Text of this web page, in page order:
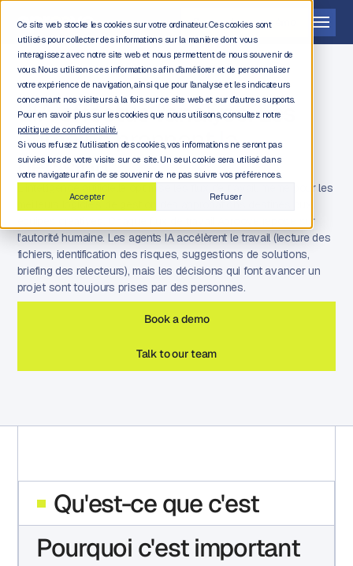
Ce site web stocke les cookies sur votre ordinateur. Ces cookies sont
utilisés pour collecter des informations sur la manière dont vous
interagissez avec notre site web et nous permettent de nous souvenir de
vous. Nous utilisons ces informations afin d'améliorer et de personnaliser
votre expérience de navigation, ainsi que pour l'analyse et les indicateurs
concernant nos visiteurs à la fois sur ce site web et sur d'autres supports.
Pour en savoir plus sur les cookies que nous utilisons, consultez notre
politique de confidentialité.
Si vous refusez l'utilisation des cookies, vos informations ne seront pas
suivies lors de votre visite sur ce site. Un seul cookie sera utilisé dans
votre navigateur afin de se souvenir de ne pas suivre vos préférences.
Accepter
Refuser
Demander une démo
L'IA effectue l'analyse. Les
humains prennent la
décision.
L’intelligence artificielle optimise les flux de travail, même pour les
meilleurs logiciels de gestion des approbations destinés aux
équipes créatives. Chaque flux de travail Aproove repose sur
l’autorité humaine. Les agents IA accélèrent le travail (lecture des
fichiers, identification des risques, suggestions de solutions,
briefing des relecteurs), mais les décisions qui font avancer un
projet sont toujours prises par des personnes.
Book a demo
Talk to our team
Qu'est-ce que c'est
Pourquoi c'est important